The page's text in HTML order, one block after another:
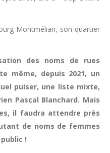
Montmélian, son quartier
des noms de rues
même, depuis 2021, un
puiser, une liste mixte,
Pascal Blanchard. Mais
il faudra attendre près
de noms de femmes
!